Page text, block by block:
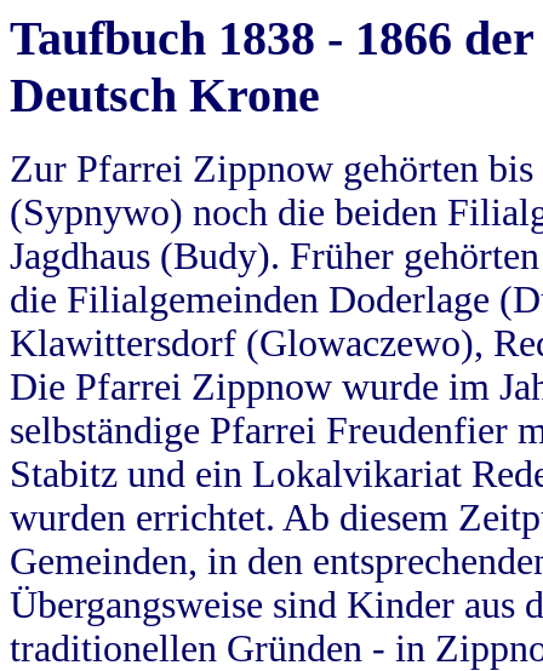
Taufbuch 1838 - 1866
Deutsch Krone
Zur Pfarrei Zippnow gehörten
(Sypnywo) noch die beiden
Jagdhaus (Budy). Früher
die Filialgemeinden Doderlage
Klawittersdorf (Glowaczewo),
Die Pfarrei Zippnow wurde im
selbständige Pfarrei Freudenfier
Stabitz und ein Lokalvikariat
wurden errichtet. Ab diesem
Gemeinden, in den
Übergangsweise sind Kinder aus
traditionellen Gründen - in